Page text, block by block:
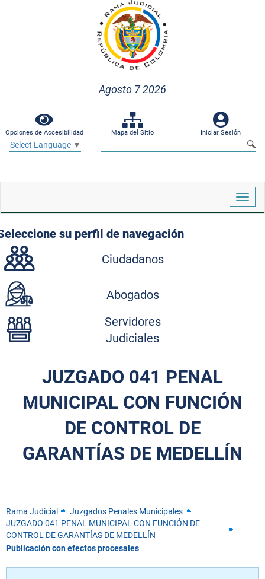
Agosto 7 2026
Opciones de Accesibilidad Mapa del Sitio Iniciar Sesión
Select Language ▼
su perfil de navegación
Ciudadanos
Abogados
Servidores
Judiciales
JUZGADO 041 PENAL
MUNICIPAL CON FUNCIÓN
DE CONTROL DE
GARANTÍAS DE MEDELLÍN
Rama Judicial
Juzgados Penales Municipales
JUZGADO 041 PENAL MUNICIPAL CON FUNCIÓN DE
CONTROL DE GARANTÍAS DE MEDELLÍN
Publicación con efectos procesales